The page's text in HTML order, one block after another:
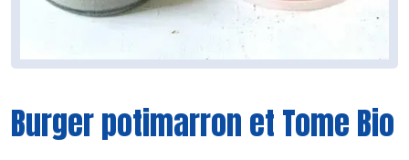
Burger potimarron et Tome Bio